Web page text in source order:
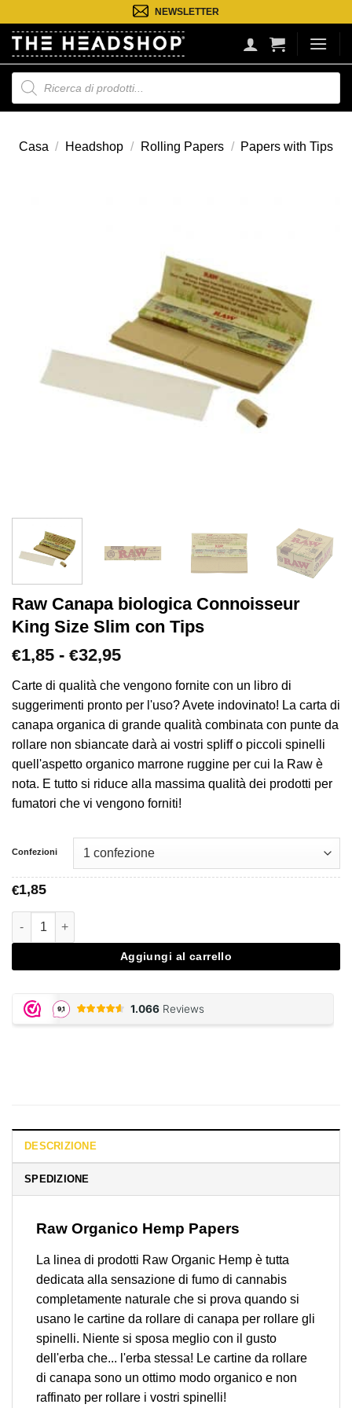
contenuti
NEWSLETTER
Ricerca
prodotti
Casa / Headshop / Rolling Papers / Papers with Tips
Raw Canapa biologica Connoisseur
King Size Slim con Tips
€1,85 - €32,95Fascia
prezzo:
da
€1,85
a
€32,95
Carte di qualità che vengono fornite con un libro di
suggerimenti pronto per l'uso? Avete indovinato! La carta di
canapa organica di grande qualità combinata con punte da
rollare non sbiancate darà ai vostri spliff o piccoli spinelli
quell'aspetto organico marrone ruggine per cui la Raw è
nota. E tutto si riduce alla massima qualità dei prodotti per
fumatori che vi vengono forniti!
Confezioni
€1,85
Raw Organic Hemp Connoisseur King Size Slim with Tips
Aggiungi al carrello
DESCRIZIONE
SPEDIZIONE
Raw Organico Hemp Papers
La linea di prodotti Raw Organic Hemp è tutta
dedicata alla sensazione di fumo di cannabis
completamente naturale che si prova quando si
usano le cartine da rollare di canapa per rollare gli
spinelli. Niente si sposa meglio con il gusto
dell'erba che... l'erba stessa! Le cartine da rollare
di canapa sono un ottimo modo organico e non
raffinato per rollare i vostri spinelli!